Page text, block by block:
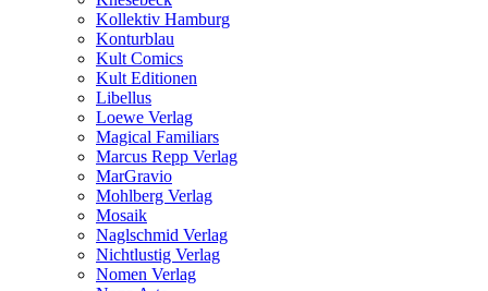
Kollektiv Hamburg
Konturblau
Kult Comics
Kult Editionen
Libellus
Loewe Verlag
Magical Familiars
Marcus Repp Verlag
MarGravio
Mohlberg Verlag
Mosaik
Naglschmid Verlag
Nichtlustig Verlag
Nomen Verlag